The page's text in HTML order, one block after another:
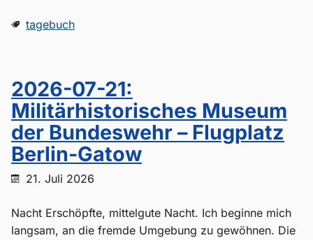
tagebuch
2026-07-21:
Militärhistorisches Museum
der Bundeswehr – Flugplatz
Berlin-Gatow
21. Juli 2026
Nacht Erschöpfte, mittelgute Nacht. Ich beginne mich
langsam, an die fremde Umgebung zu gewöhnen. Die